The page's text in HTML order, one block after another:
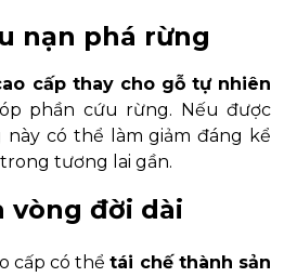
nạn phá rừng
cấp thay cho gỗ tự nhiên
phần cứu rừng. Nếu được
có thể làm giảm đáng kể
tương lai gần.
vòng đời dài
cấp có thểtái chế thành sản